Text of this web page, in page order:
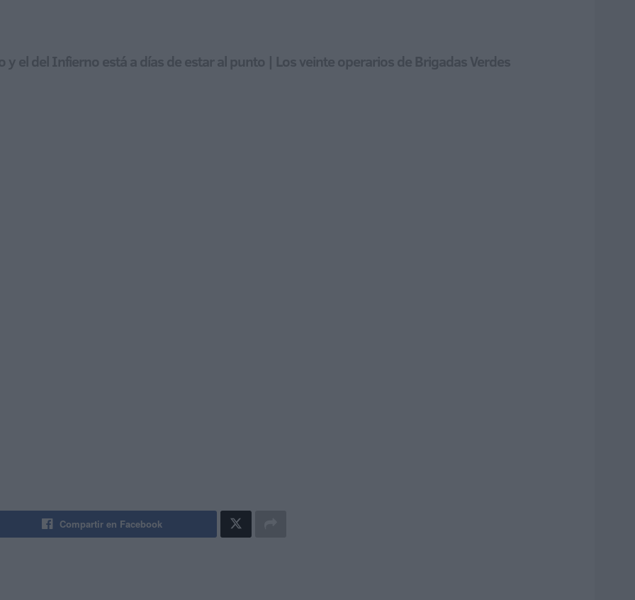
el del Infierno está a días de estar al punto | Los veinte operarios de Brigadas Verdes
Compartir en Facebook